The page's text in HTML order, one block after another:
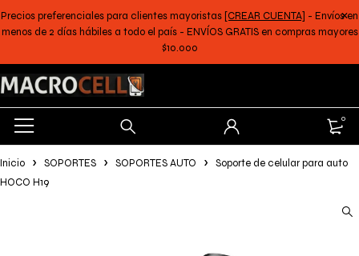
Precios preferenciales para clientes mayoristas [CREAR CUENTA] - Envíos en
menos de 2 días hábiles a todo el país - ENVÍOS GRATIS en compras mayores
$10.000
0
Inicio SOPORTES SOPORTES AUTO
Soporte de celular para auto
HOCO H19